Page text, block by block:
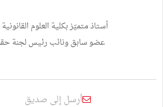
أستاذ متميّز بكلية العلوم
عضو سابق ونائب رئيس لجنة
أرسل إلى صديق